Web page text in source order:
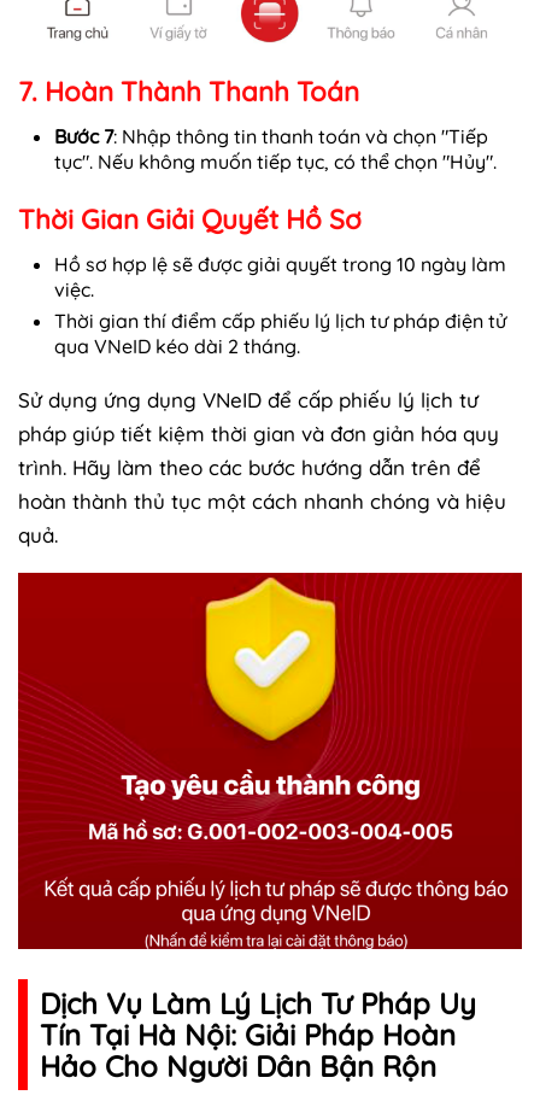
7. Hoàn Thành Thanh Toán
Bước 7: Nhập thông tin thanh toán và chọn "Tiếp
tục". Nếu không muốn tiếp tục, có thể chọn "Hủy".
Thời Gian Giải Quyết Hồ Sơ
Hồ sơ hợp lệ sẽ được giải quyết trong 10 ngày làm
việc.
Thời gian thí điểm cấp phiếu lý lịch tư pháp điện tử
qua VNeID kéo dài 2 tháng.
Sử dụng ứng dụng VNeID để cấp phiếu lý lịch tư
pháp giúp tiết kiệm thời gian và đơn giản hóa quy
trình. Hãy làm theo các bước hướng dẫn trên để
hoàn thành thủ tục một cách nhanh chóng và hiệu
quả.
Dịch Vụ Làm Lý Lịch Tư Pháp Uy
Tín Tại Hà Nội: Giải Pháp Hoàn
Hảo Cho Người Dân Bận Rộn